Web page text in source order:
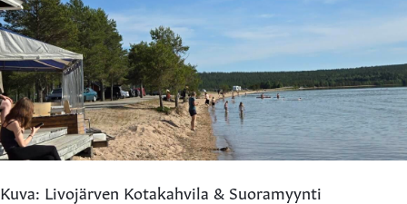
Kuva: Livojärven Kotakahvila & Suoramyynti